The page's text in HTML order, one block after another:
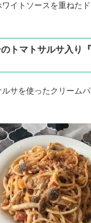
イトソースを重ねた
トマトサルサ入り
ルサを使ったクリーム